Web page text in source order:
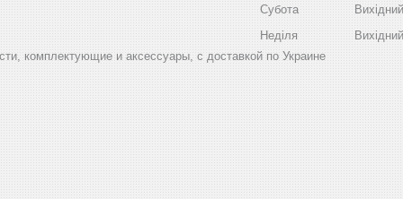
Субота
Вихідний
Неділя
Вихідний
комплектующие и аксессуары, с доставкой по Украине